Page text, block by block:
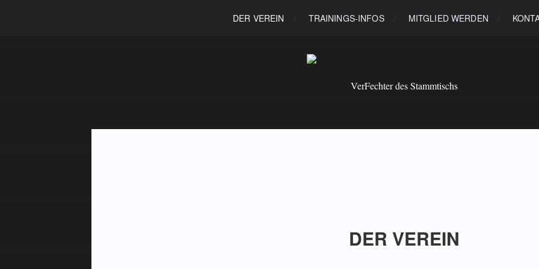
DER VEREIN TRAININGS-INFOS MITGLIED WERDEN
VerFechter des Stammtischs
DER VEREIN